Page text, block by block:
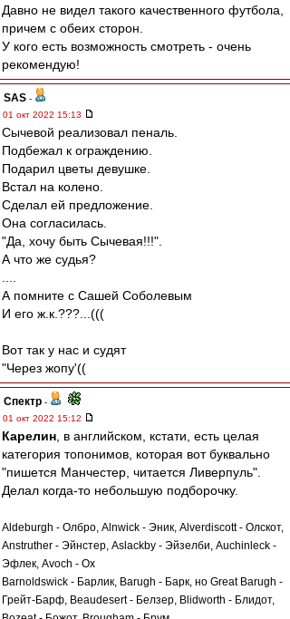
Давно не видел такого качественного футбола,
причем с обеих сторон.
У кого есть возможность смотреть - очень
рекомендую!
SAS -
01 окт 2022 15:13
Сычевой реализовал пеналь.
Подбежал к ограждению.
Подарил цветы девушке.
Встал на колено.
Сделал ей предложение.
Она согласилась.
"Да, хочу быть Сычевая!!!".
А что же судья?
А помните с Сашей Соболевым
И его ж.к.???...(((
Вот так у нас и судят
"Через жопу'((
Спектр -
01 окт 2022 15:12
Карелин , в английском, кстати, есть целая
категория топонимов, которая вот буквально
"пишется Манчестер, читается Ливерпуль".
Делал когда-то небольшую подборочку.
Aldeburgh - Олбро, Alnwick - Эник, Alverdiscott - Олскот,
Anstruther - Эйнстер, Aslackby - Эйзелби, Auchinleck -
Эфлек, Avoch - Ох
Barnoldswick - Барлик, Barugh - Барк, но Great Barugh -
Грейт-Барф, Beaudesert - Белзер, Blidworth - Блидот,